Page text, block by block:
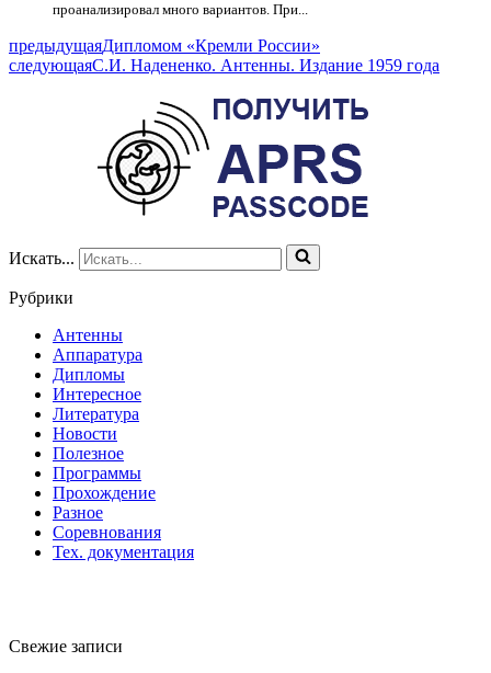
проанализировал много вариантов. При...
предыдущаяДипломом «Кремли России»
следующаяС.И. Надененко. Антенны. Издание 1959 года
Искать...
Рубрики
Антенны
Аппаратура
Дипломы
Интересное
Литература
Новости
Полезное
Программы
Прохождение
Разное
Соревнования
Тех. документация
Свежие записи